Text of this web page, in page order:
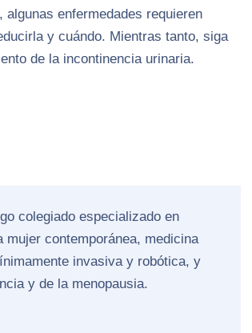
algunas enfermedades requieren
y cuándo. Mientras tanto, siga
de la incontinencia urinaria.
colegiado especializado en
contemporánea, medicina
invasiva y robótica, y
y de la menopausia.